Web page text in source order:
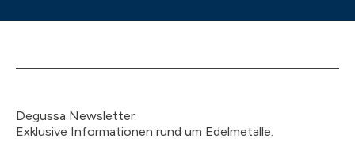
Degussa Newsletter:
Exklusive Informationen rund um Edelmetalle.